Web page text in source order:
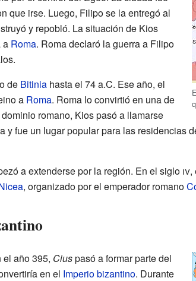
que irse. Luego, Filipo se la entregó al
y repobló. La situación de Kios
a Roma. Roma declaró la guerra a Filipo
de Bitiniahasta el 74 a.C. Ese año, el
a Roma. Roma lo convirtió en una de
romano, Kios pasó a llamarse
y fue un lugar popular para las residencias
a extenderse por la región. En el siglo iv,
, organizado por el emperador romano
año 395, Ciuspasó a formar parte del
en el Imperio bizantino. Durante